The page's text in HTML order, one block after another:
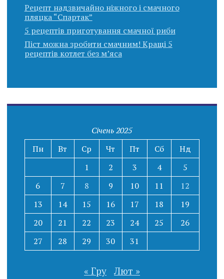
Рецепт надзвичайно ніжного і смачного
пляцка “Спартак”
5 рецептів приготування смачної риби
Піст можна зробити смачним! Кращі 5
рецептів котлет без м’яса
Січень 2025
Пн
Вт Ср Чт Пт Сб
Нд
1
2 3 4
5
6
7 8 9 10 11
12
13
14 15 16 17 18
19
20
21 22 23 24 25
26
27
28 29 30 31
« Гру Лют »